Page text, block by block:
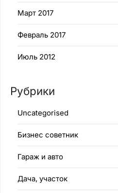
Март 2017
Февраль 2017
Июль 2012
Рубрики
Uncategorised
Бизнес советник
Гараж и авто
Дача, участок